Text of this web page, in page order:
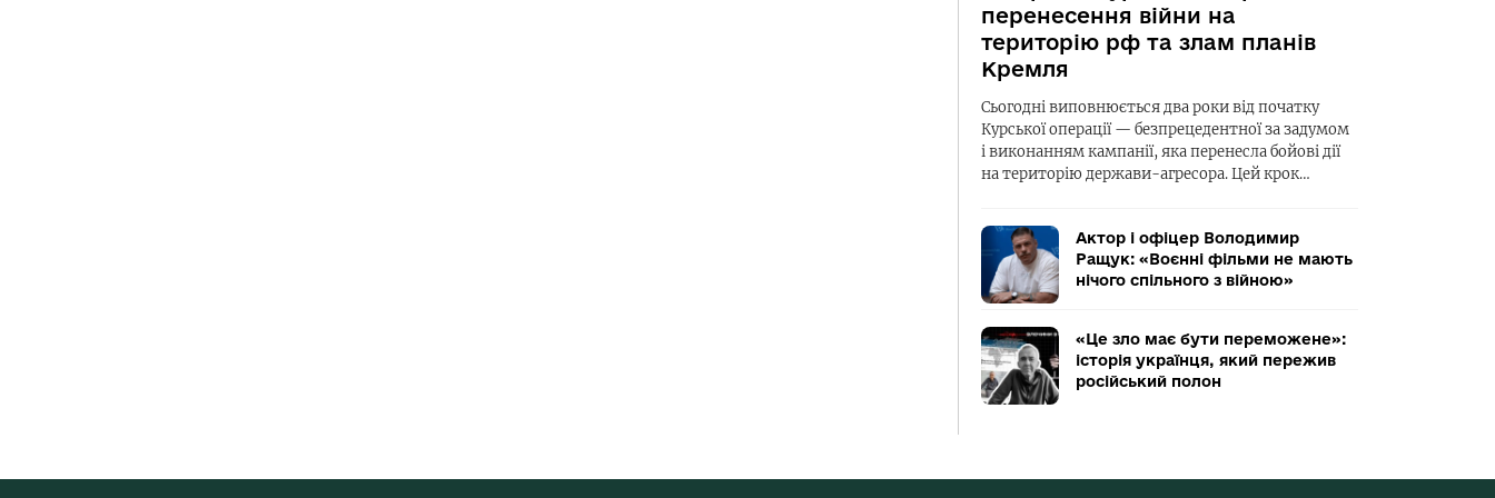
перенесення війни на
територію рф та злам планів
Кремля
Сьогодні виповнюється два роки від початку
Курської операції — безпрецедентної за задумом
і виконанням кампанії, яка перенесла бойові дії
на територію держави-агресора. Цей крок…
Актор і офіцер Володимир
Ращук: «Воєнні фільми не мають
нічого спільного з війною»
«Це зло має бути переможене»:
історія українця, який пережив
російський полон